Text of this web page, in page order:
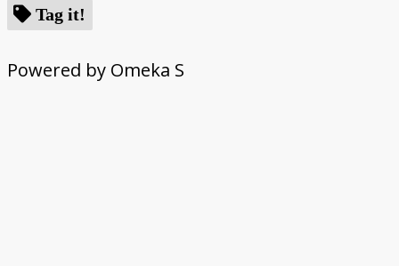
Tag it!
Powered by Omeka S